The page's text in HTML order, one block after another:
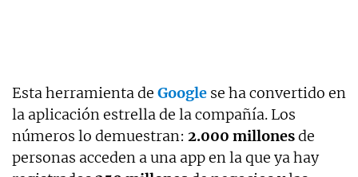
Esta herramienta de Google se ha convertido en
la aplicación estrella de la compañía. Los
números lo demuestran: 2.000 millonesde
personas acceden a una app en la que ya hay